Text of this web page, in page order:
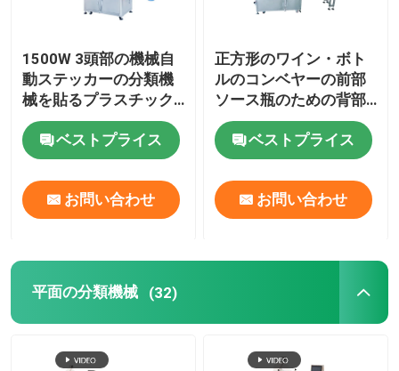
1500W 3頭部の機械自
動ステッカーの分類機
械を貼るプラスチック
びんのラベル
ベストプライス
お問い合わせ
正方形のワイン・ボト
ルのコンベヤーの前部
ソース瓶のための背部
ラベラー機械
ベストプライス
お問い合わせ
平面の分類機械 (32)